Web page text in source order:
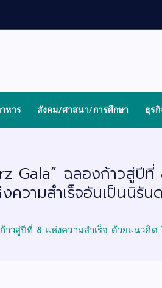
หาร สังคม/ศาสนา/การศึกษา ธุร
Gala” ฉลองก้าวสู่
ความสำเร็จอันเป็นนิรั
ก้าวสู่ปีที่ 8 แห่งความสำเร็จ ด้วยแนว